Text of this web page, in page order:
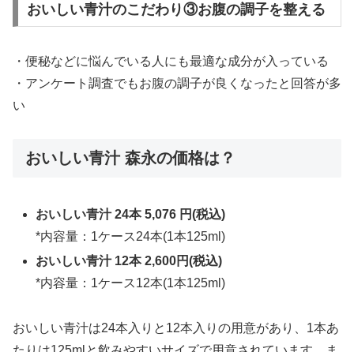
おいしい青汁のこだわり③お腹の調子を整える
・便秘などに悩んでいる人にも最適な成分が入っている
・アンケート調査でもお腹の調子が良くなったと回答が多
い
おいしい青汁 森永の価格は？
おいしい青汁 24本 5,076 円(税込)
*内容量：1ケース24本(1本125ml)
おいしい青汁 12本 2,600円(税込)
*内容量：1ケース12本(1本125ml)
おいしい青汁は24本入りと12本入りの用意があり、1本あ